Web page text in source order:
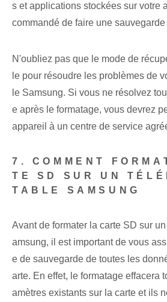
s et applications stockées sur votre
commandé de faire une
N'oubliez pas que le mode de
le pour résoudre les problèmes de
le Samsung. Si vous ne résolvez
e après le formatage, vous devrez
appareil à un centre de service
7. COMMENT
TE SD SUR UN
TABLE SAMSUNG
Avant de formater la carte SD sur
amsung, il est important de vous
e de sauvegarde de toutes les
arte. En effet, le formatage effacera
amètres existants sur la carte et ils